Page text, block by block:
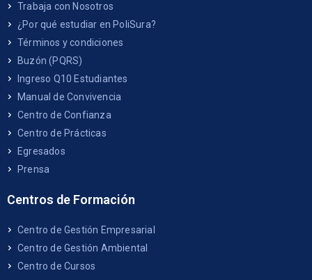
Trabaja con Nosotros
¿Por qué estudiar en PoliSura?
Términos y condiciones
Buzón (PQRS)
Ingreso Q10 Estudiantes
Manual de Convivencia
Centro de Confianza
Centro de Prácticas
Egresados
Prensa
Centros de Formación
Centro de Gestión Empresarial
Centro de Gestión Ambiental
Centro de Cursos